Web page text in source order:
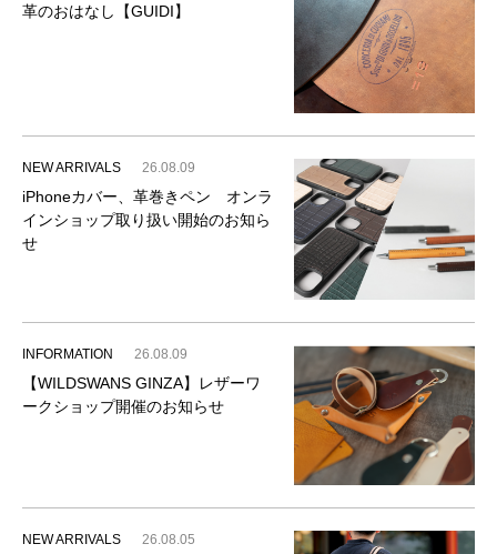
革のおはなし【GUIDI】
NEW ARRIVALS 26.08.09
iPhoneカバー、革巻きペン オンラ
インショップ取り扱い開始のお知ら
せ
INFORMATION 26.08.09
【WILDSWANS GINZA】レザーワ
ークショップ開催のお知らせ
NEW ARRIVALS 26.08.05